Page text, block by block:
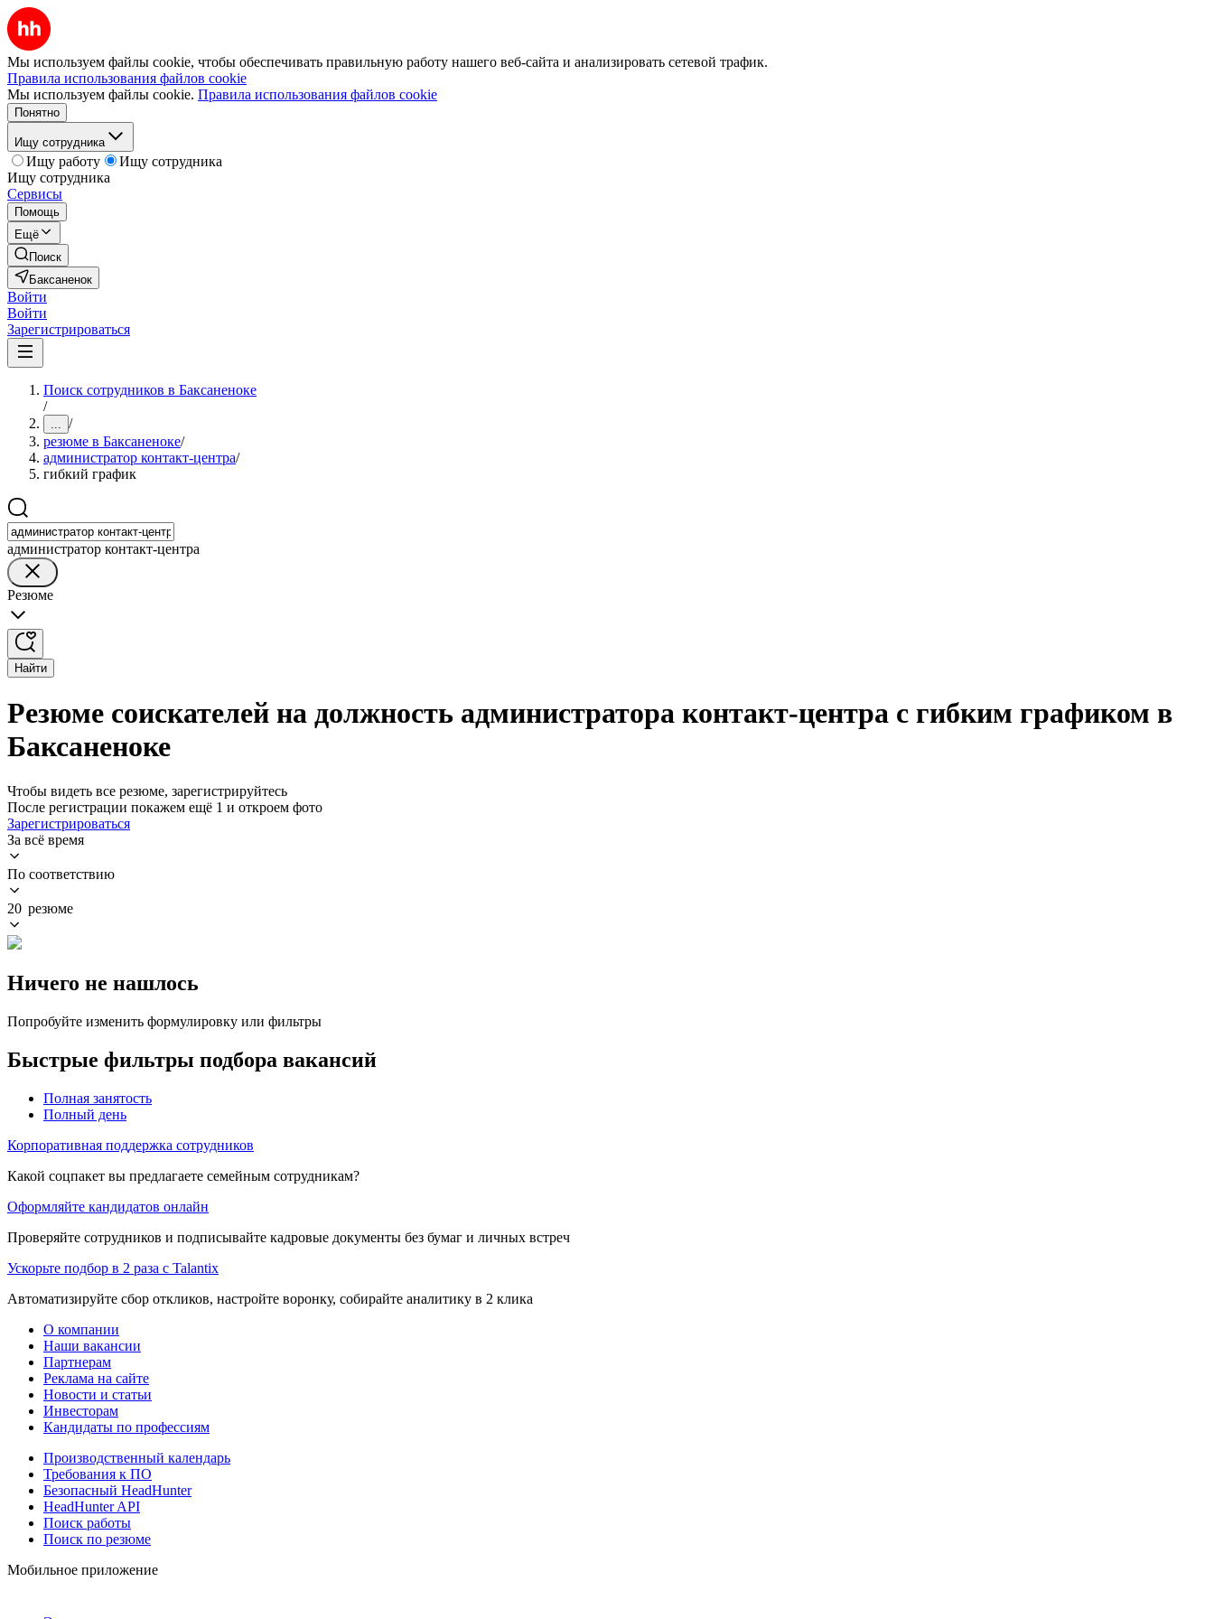
Мы используем файлы cookie, чтобы обеспечивать правильную работу нашего веб-сайта и анализировать сетевой трафик.
Правила использования файлов cookie
Мы используем файлы cookie. Правила использования файлов cookie
Понятно
Ищу сотрудника
Ищу работу
Ищу сотрудника
Ищу сотрудника
Сервисы
Помощь
Ещё
Поиск
Баксаненок
Войти
Войти
Зарегистрироваться
Поиск сотрудников в Баксаненоке
/
... /
резюме в Баксаненоке/
администратор контакт-центра/
гибкий график
администратор контакт-центра
Резюме
Найти
Резюме соискателей на должность администратора контакт-центра с гибким графиком в
Баксаненоке
Чтобы видеть все резюме, зарегистрируйтесь
После регистрации покажем ещё 1 и откроем фото
Зарегистрироваться
За всё время
По соответствию
20 резюме
Ничего не нашлось
Попробуйте изменить формулировку или фильтры
Быстрые фильтры подбора вакансий
Полная занятость
Полный день
Корпоративная поддержка сотрудников
Какой соцпакет вы предлагаете семейным сотрудникам?
Оформляйте кандидатов онлайн
Проверяйте сотрудников и подписывайте кадровые документы без бумаг и личных встреч
Ускорьте подбор в 2 раза с Talantix
Автоматизируйте сбор откликов, настройте воронку, собирайте аналитику в 2 клика
О компании
Наши вакансии
Партнерам
Реклама на сайте
Новости и статьи
Инвесторам
Кандидаты по профессиям
Производственный календарь
Требования к ПО
Безопасный HeadHunter
HeadHunter API
Поиск работы
Поиск по резюме
Мобильное приложение